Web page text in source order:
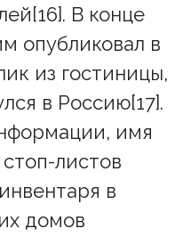
В конце
опубликовал в
из гостиницы,
в Россию[17].
имя
листов
в
домов